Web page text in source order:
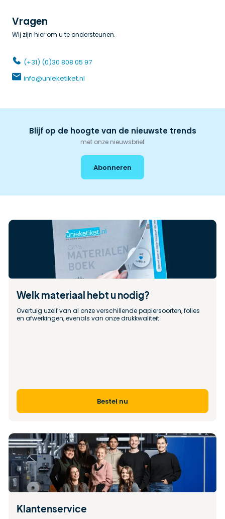
Vragen
Wij zijn hier om u te ondersteunen.
(+31) (0)30 808 05 97
info@unieketiket.nl
Blijf op de hoogte van de nieuwste trends
met onze nieuwsbrief
Abonneren
Welk materiaal hebt u nodig?
Overtuig uzelf van al onze verschillende papiersoorten, folies
en afwerkingen, evenals van onze drukkwaliteit.
Bestel nu
Klantenservice